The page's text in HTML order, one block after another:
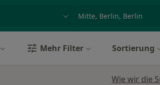
Mehr Filter Sortierung
Wie wir die